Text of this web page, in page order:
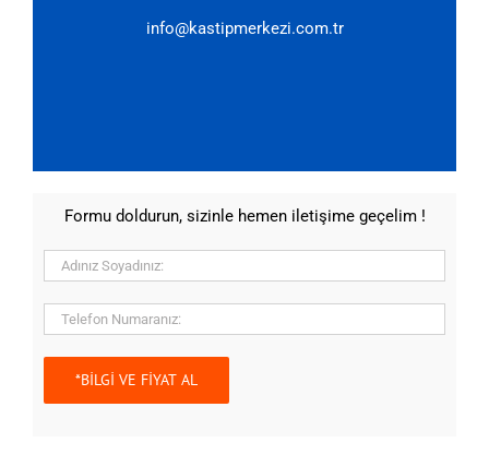
info@kastipmerkezi.com.tr
Formu doldurun, sizinle hemen iletişime geçelim !